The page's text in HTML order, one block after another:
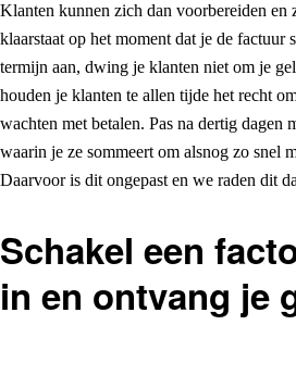
Klanten kunnen zich dan voorbereiden en
klaarstaat op het moment dat je de
termijn aan, dwing je klanten niet om je
houden je klanten te allen tijde het recht
wachten met betalen. Pas na dertig dagen
waarin je ze sommeert om alsnog zo snel
Daarvoor is dit ongepast en we raden dit
Schakel een
in en ontvang je